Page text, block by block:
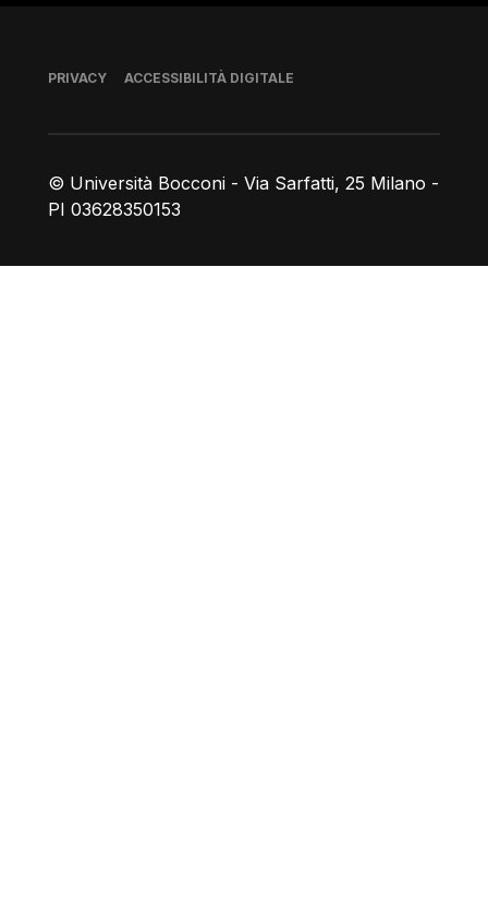
© Università Bocconi - Via Sarfatti, 25 Milano -
PI 03628350153
Piè di pagina
PRIVACY ACCESSIBILITÀ DIGITALE